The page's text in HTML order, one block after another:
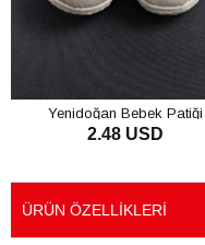
Yenidoğan Bebek Patiği
2.48 USD
ÜRÜN ÖZELLIKLERI